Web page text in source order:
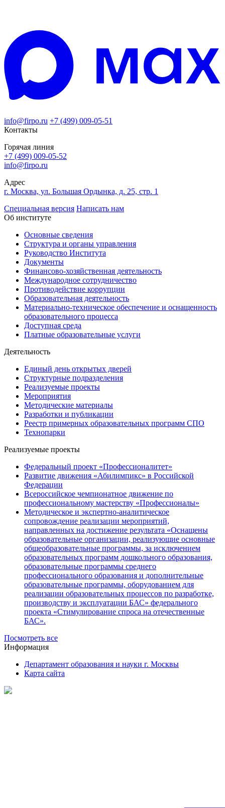
info@firpo.ru +7 (499) 009-05-51
Контакты
Горячая линия
+7 (499) 009-05-52
info@firpo.ru
Адрес
г. Москва, ул. Большая Ордынка, д. 25, стр. 1
Специальная версия Написать нам
Об институте
Основные сведения
Структура и органы управления
Руководство Института
Документы
Финансово-хозяйственная деятельность
Международное сотрудничество
Противодействие коррупции
Образовательная деятельность
Материально-техническое обеспечение и оснащенность
образовательного процесса
Доступная среда
Платные образовательные услуги
Деятельность
Единый день открытых дверей
Структурные подразделения
Реализуемые проекты
Мероприятия
Методические материалы
Разработки и публикации
Реестр примерных образовательных программ СПО
Технопарки
Реализуемые проекты
Федеральный проект «Профессионалитет»
Развитие движения «Абилимпикс» в Российской
Федерации
Всероссийское чемпионатное движение по
профессиональному мастерству «Профессионалы»
Методическое и экспертно-аналитическое
сопровождение реализации мероприятий,
направленных на достижение результата «Оснащены
образовательные организации, реализующие основные
общеобразовательные программы, за исключением
образовательных программ дошкольного образования,
образовательные программы среднего
профессионального образования и дополнительные
образовательные программы, оборудованием для
реализации образовательных процессов по разработке,
производству и эксплуатации БАС» федерального
проекта «Стимулирование спроса на отечественные
БАС».
Посмотреть все
Информация
Департамент образования и науки г. Москвы
Карта сайта